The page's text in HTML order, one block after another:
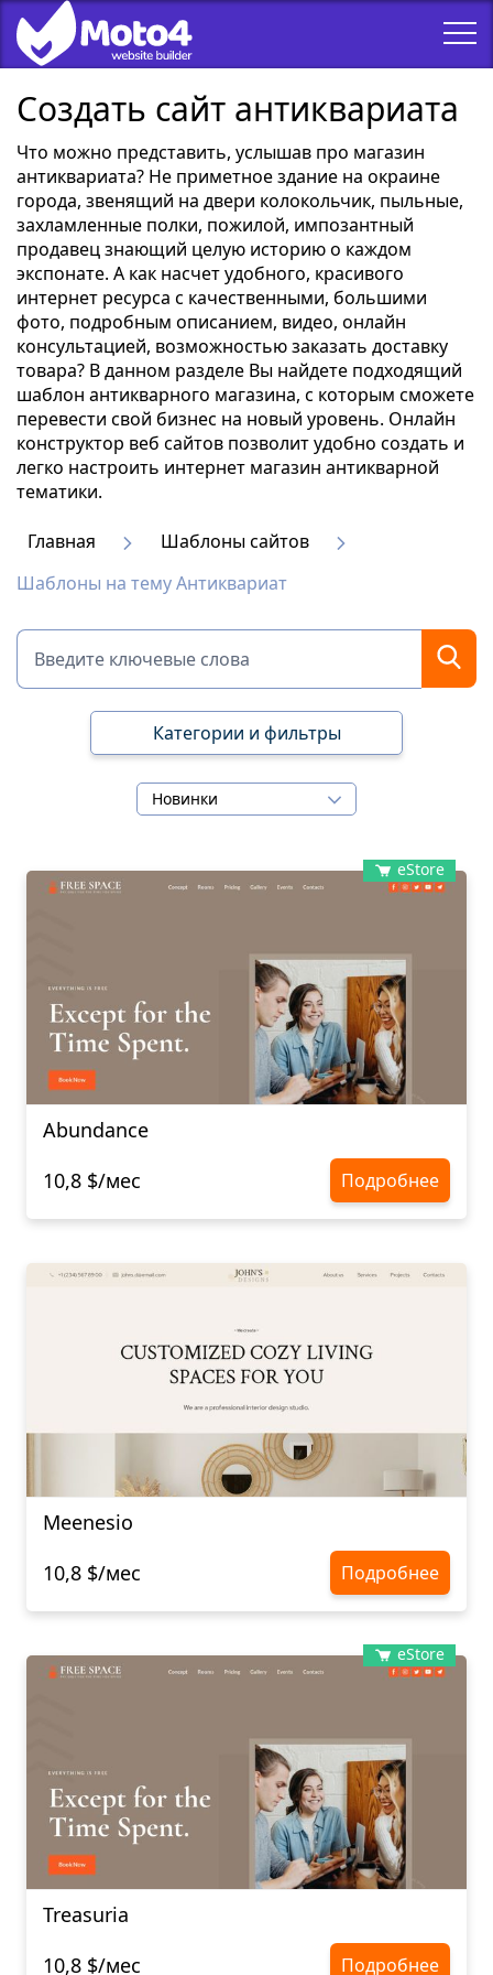
Создать сайт антиквариата
Что можно представить, услышав про магазин
антиквариата? Не приметное здание на окраине
города, звенящий на двери колокольчик, пыльные,
захламленные полки, пожилой, импозантный
продавец знающий целую историю о каждом
экспонате. А как насчет удобного, красивого
интернет ресурса с качественными, большими
фото, подробным описанием, видео, онлайн
консультацией, возможностью заказать доставку
товара? В данном разделе Вы найдете подходящий
шаблон антикварного магазина, с которым сможете
перевести свой бизнес на новый уровень. Онлайн
конструктор веб сайтов позволит удобно создать и
легко настроить интернет магазин антикварной
тематики.
Главная
Шаблоны сайтов
Шаблоны на тему Антиквариат
Категории и фильтры
Новинки
eStore
Abundance
10,8 $/мес
Подробнее
Meenesio
10,8 $/мес
Подробнее
eStore
Treasuria
10,8 $/мес
Подробнее